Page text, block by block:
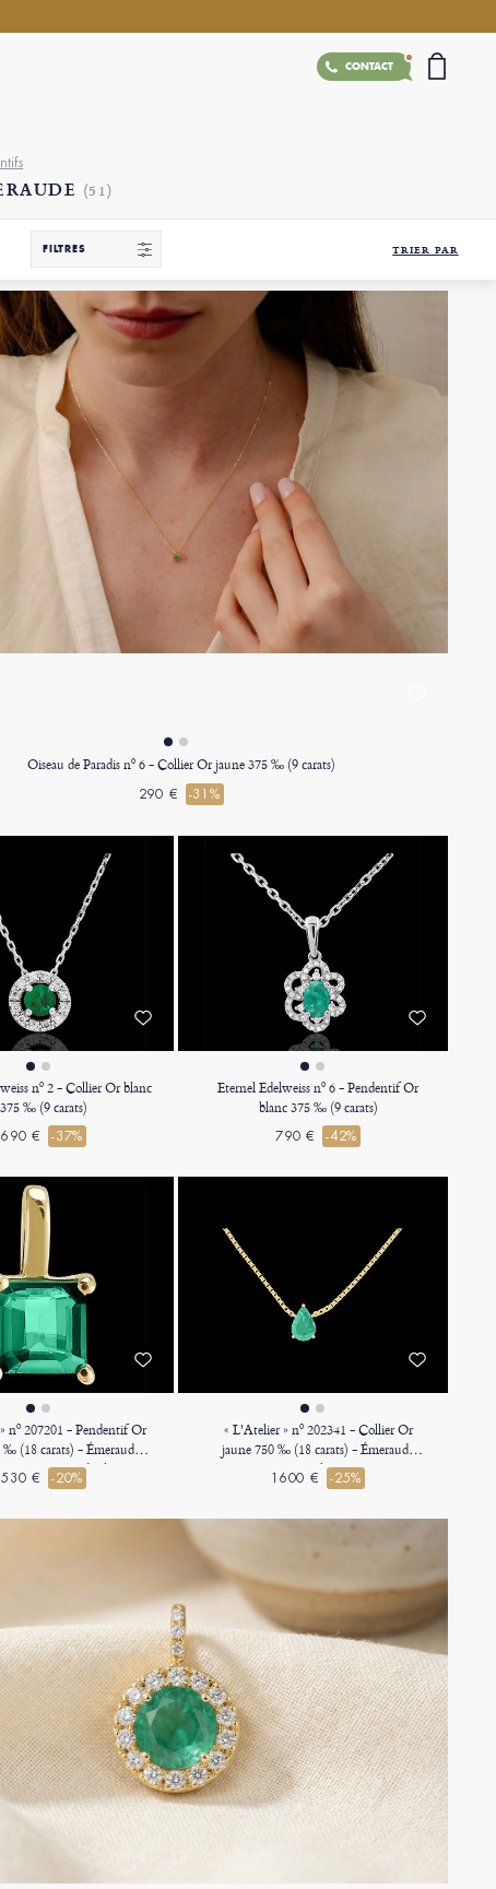
CONTACT
(51)
FILTRES TRIER PAR
Oiseau de Paradis nº 6 - Collier Or jaune 375 ‰ (9 carats)
290 € -31%
nº 2 - Collier Or blanc
375 ‰ (9 carats)
690 € -37%
Eternel Edelweiss nº 6 - Pendentif Or
blanc 375 ‰ (9 carats)
790 € -42%
nº 207201 - Pendentif Or
(18 carats) - Émeraude
0.3 carat - Pas de chaîne
530 € -20%
« L'Atelier » nº 202341 - Collier Or
jaune 750 ‰ (18 carats) - Émeraude
Poire 0.3 carat - Chaîne Vénitienne
1600 € -25%